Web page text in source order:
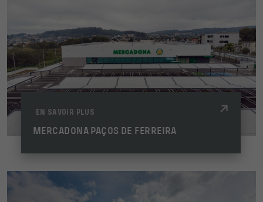
EN SAVOIR PLUS
MERCADONA PAÇOS DE FERREIRA